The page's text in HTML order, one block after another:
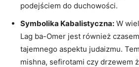
podejściem do duchowości.
Symbolika Kabalistyczna: ‍W
Lag ba-Omer jest ⁣również
tajemnego aspektu judaizmu.
mishna, sefirotami czy drzewem